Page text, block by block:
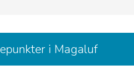
i Magaluf